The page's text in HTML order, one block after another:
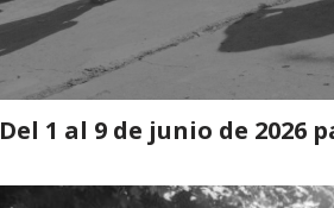
Inicio Noticias Estudiantes»1er período
Del 1 al 9 de junio de 2026